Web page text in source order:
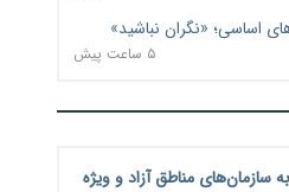
اساسی؛ «نگران نباشید»
۵ ساعت پیش
سازمان‌های مناطق آزاد و ویژه